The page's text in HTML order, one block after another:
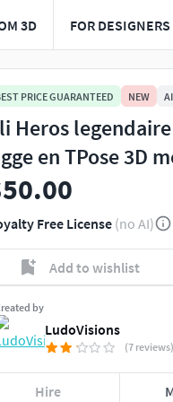
3D FOR DESIGNERS
PRICE GUARANTEED NEW
Heros
en TPose 3D
Free License(no AI)
Add to wishlist
by
LudoVisions
(7 reviews)
Hire